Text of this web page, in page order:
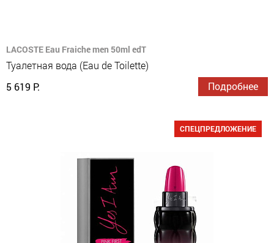
LACOSTE Eau Fraiche men 50ml edT
Туалетная вода (Eau de Toilette)
5 619 Р.
Подробнее
СПЕЦПРЕДЛОЖЕНИЕ